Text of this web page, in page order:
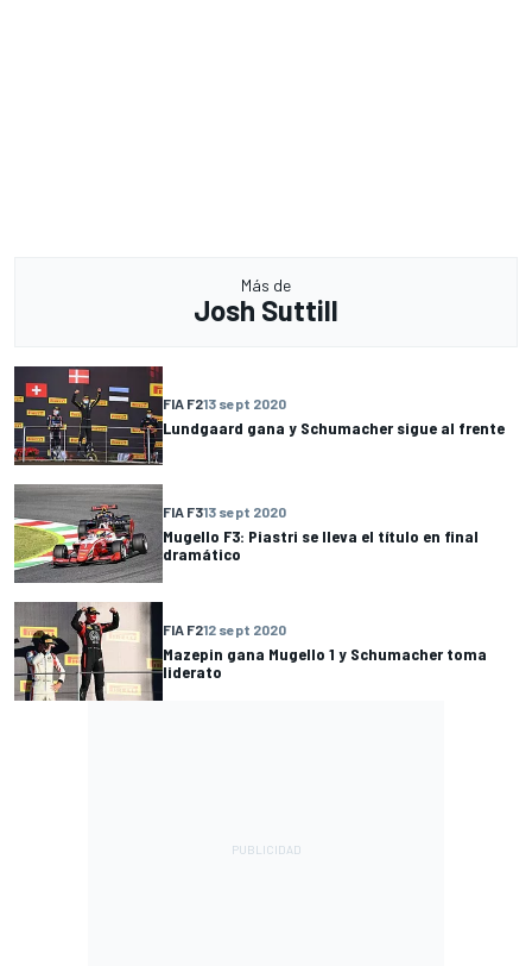
Más de
Josh Suttill
FIA F213 sept 2020
Lundgaard gana y Schumacher sigue al frente
FIA F313 sept 2020
Mugello F3: Piastri se lleva el título en final
dramático
FIA F212 sept 2020
Mazepin gana Mugello 1 y Schumacher toma
liderato